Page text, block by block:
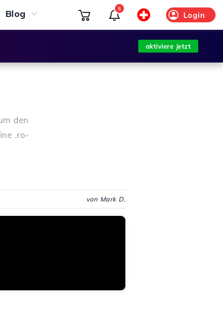
Blog Login
5
aktiviere jetzt
den
.ro-
von Mark D.